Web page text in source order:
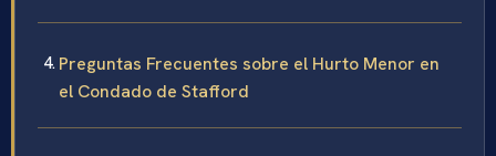
Preguntas Frecuentes sobre el Hurto Menor en
el Condado de Stafford